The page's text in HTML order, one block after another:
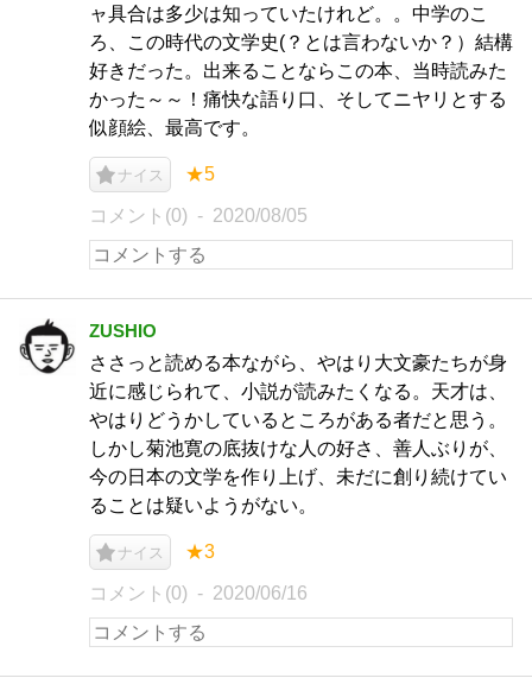
ャ具合は多少は知っていたけれど。。中学のこ
ろ、この時代の文学史(？とは言わないか？）結構
好きだった。出来ることならこの本、当時読みた
かった～～！痛快な語り口、そしてニヤリとする
似顔絵、最高です。
ナイス ★5
コメント(0) 2020/08/05
ZUSHIO
ささっと読める本ながら、やはり大文豪たちが身
近に感じられて、小説が読みたくなる。天才は、
やはりどうかしているところがある者だと思う。
しかし菊池寛の底抜けな人の好さ、善人ぶりが、
今の日本の文学を作り上げ、未だに創り続けてい
ることは疑いようがない。
ナイス ★3
コメント(0) 2020/06/16